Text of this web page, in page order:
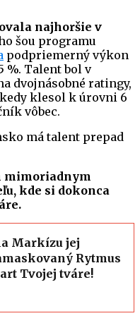
najhoršie v
šou programu
podpriemerný výkon
%. Talent bol v
dvojnásobné ratingy,
klesol k úrovni 6
vôbec.
má talent prepad
mimoriadnym
kde si dokonca
Markízu jej
Rytmus
Tvojej tváre!